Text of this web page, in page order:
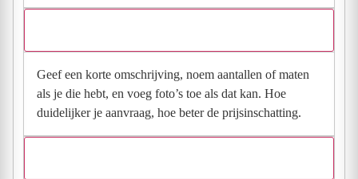
Geef een korte omschrijving, noem aantallen of maten
als je die hebt, en voeg foto’s toe als dat kan. Hoe
duidelijker je aanvraag, hoe beter de prijsinschatting.